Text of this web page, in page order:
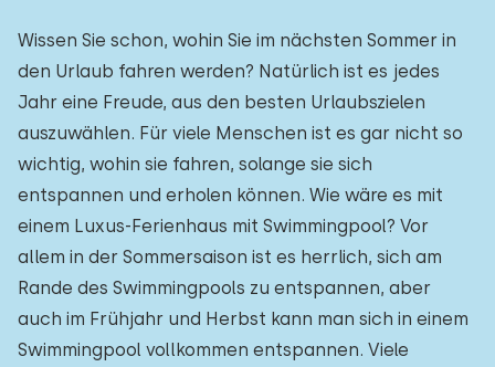
Wissen Sie schon, wohin Sie im nächsten Sommer in
den Urlaub fahren werden? Natürlich ist es jedes
Jahr eine Freude, aus den besten Urlaubszielen
auszuwählen. Für viele Menschen ist es gar nicht so
wichtig, wohin sie fahren, solange sie sich
entspannen und erholen können. Wie wäre es mit
einem Luxus-Ferienhaus mit Swimmingpool? Vor
allem in der Sommersaison ist es herrlich, sich am
Rande des Swimmingpools zu entspannen, aber
auch im Frühjahr und Herbst kann man sich in einem
Swimmingpool vollkommen entspannen. Viele